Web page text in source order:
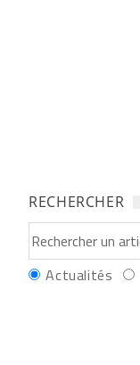
RECHERCHER
Actualités